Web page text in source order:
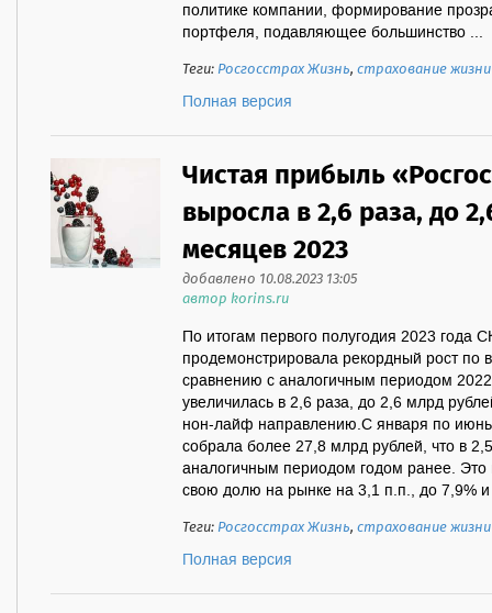
политике компании, формирование
портфеля, подавляющее большинство ...
Теги:Росгосстрах Жизнь,страхование жизни
Полная версия
Чистая прибыль
выросла в 2,6 раза, до
месяцев 2023
добавлено 10.08.2023 13:05
автор korins.ru
По итогам первого полугодия 2023 года
продемонстрировала рекордный рост по
сравнению с аналогичным периодом
увеличилась в 2,6 раза, до 2,6 млрд
нон-лайф направлению.С января по июнь
собрала более 27,8 млрд рублей, что в
аналогичным периодом годом ранее. Это
свою долю на рынке на 3,1 п.п., до 7,9% и
Теги:Росгосстрах Жизнь,страхование жизни
Полная версия